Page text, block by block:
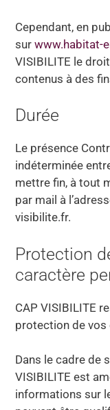
Cependant, en
surwww.habitat-
VISIBILITE le
contenus à des
Durée
Le présence
indéterminée
mettre fin, à tout
par mail à
visibilite.fr.
Protection
caractère
CAP VISIBILITE
protection de vos
Dans le cadre de
VISIBILITE est
informations sur